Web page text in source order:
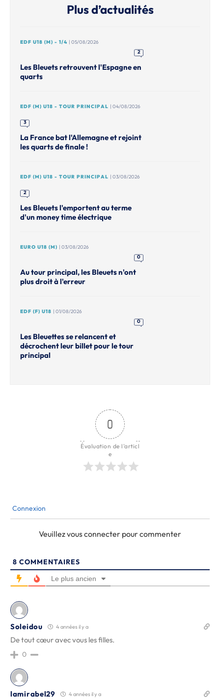
Plus d’actualités
EDF U18 (M) - 1/4 | 05/08/2026
2
Les Bleuets retrouvent l'Espagne en
quarts
EDF (M) U18 - TOUR PRINCIPAL | 04/08/2026
3
La France bat l'Allemagne et rejoint
les quarts de finale !
EDF (M) U18 - TOUR PRINCIPAL | 03/08/2026
2
Les Bleuets l'emportent au terme
d'un money time électrique
EURO U18 (M) | 03/08/2026
0
Au tour principal, les Bleuets n'ont
plus droit à l'erreur
EDF (F) U18 | 01/08/2026
0
Les Bleuettes se relancent et
décrochent leur billet pour le tour
principal
0
Évaluation de l'articl
e
Connexion
Veuillez vous connecter pour commenter
8 COMMENTAIRES
Le plus ancien
Soleidou 4 années il y a
De tout cœur avec vous les filles.
0
lamirabel29 4 années il y a